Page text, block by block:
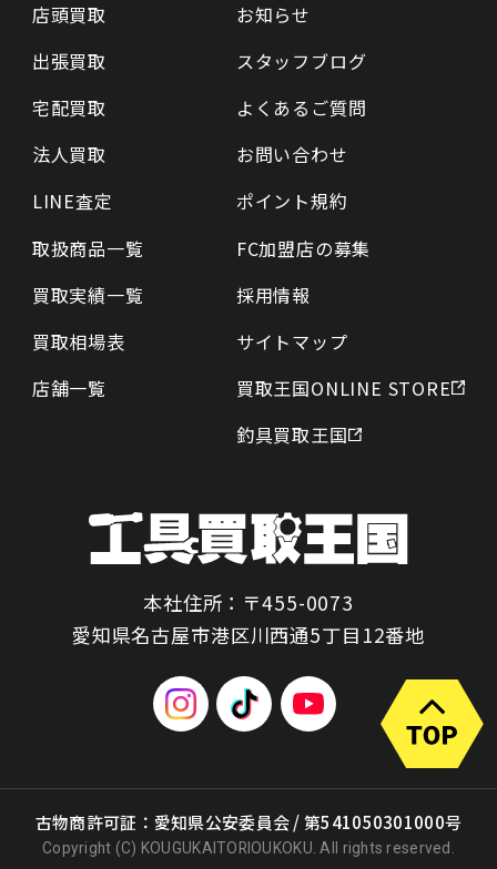
店頭買取
出張買取
宅配買取
法人買取
LINE査定
取扱商品一覧
買取実績一覧
買取相場表
店舗一覧
お知らせ
スタッフブログ
よくあるご質問
お問い合わせ
ポイント規約
FC加盟店の募集
採用情報
サイトマップ
買取王国ONLINE STORE
釣具買取王国
本社住所：〒455-0073
愛知県名古屋市港区川西通5丁目12番地
古物商許可証：愛知県公安委員会 / 第541050301000号
Copyright (C) KOUGUKAITORIOUKOKU. All rights reserved.